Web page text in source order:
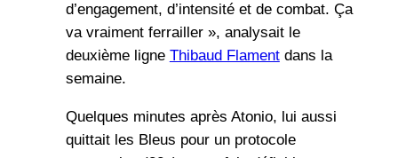
d’engagement, d’intensité et de combat. Ça
va vraiment ferrailler », analysait le
deuxième ligne Thibaud Flamentdans la
semaine.
Quelques minutes après Atonio, lui aussi
quittait les Bleus pour un protocole